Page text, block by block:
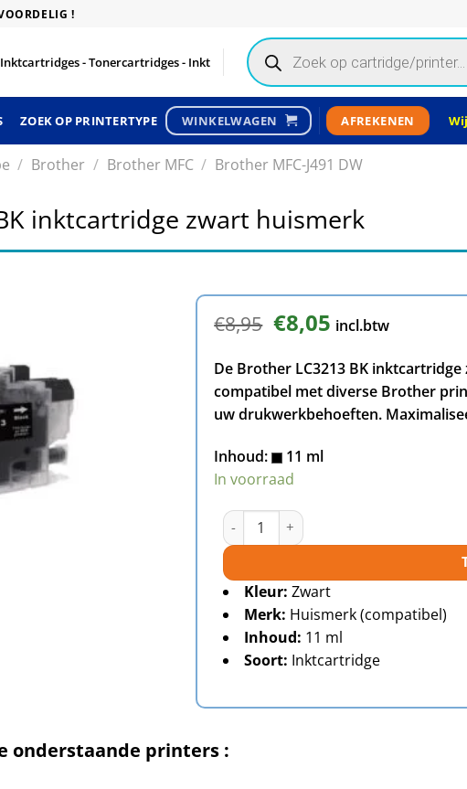
!
Inktcartridges - Tonercartridges - Inkt
Products
search
ZOEK OP PRINTERTYPE WINKELWAGEN AFREKENEN
/ Brother / Brother MFC / Brother MFC-J491 DW
inktcartridge zwart huismerk
€8,95 Oorspronkelijke
prijs
was:
€8,95.
€8,05Huidige
prijs
is:
€8,05.
incl.btw
De Brother LC3213 BK
compatibel met diverse Brother
uw drukwerkbehoeften.
Inhoud:
11 ml
In voorraad
Brother LC3213 BK inktcartridge zwart
Kleur: Zwart
Merk: Huismerk (compatibel)
Inhoud: 11 ml
Soort: Inktcartridge
onderstaande printers :